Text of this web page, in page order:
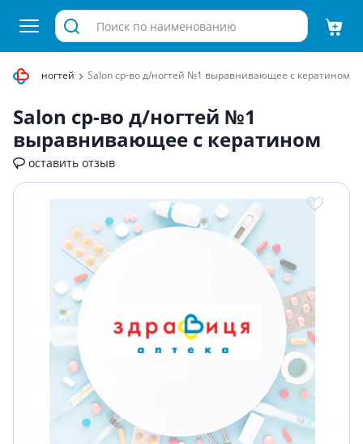
для ногтей Salon ср-во д/ногтей №1 выравнивающее с кератином
Salon ср-во д/ногтей №1
выравнивающее с кератином
оставить отзыв